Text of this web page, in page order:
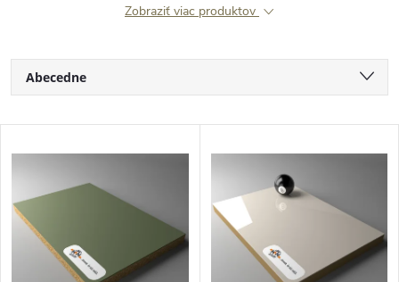
Zobraziť viac produktov
R
a
d
e
Abecedne
Najpredávanejšie
V
ý
p